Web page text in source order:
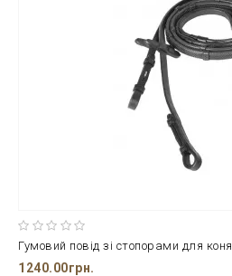
Гумовий повід зі стопорами для коня
1240.00грн.